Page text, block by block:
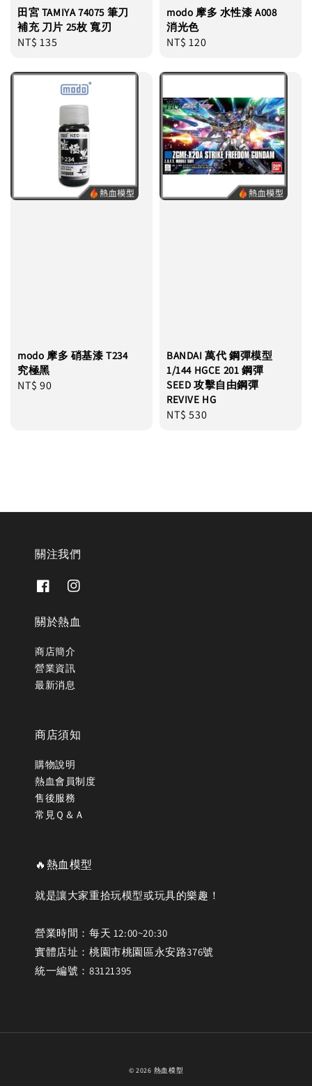
田宮 TAMIYA 74075 筆刀
補充 刀片 25枚 寬刃
Regular
NT$ 135
modo 摩多 水性漆 A008
消光色
Regular
NT$ 120
modo 摩多 硝基漆 T234
究極黑
Regular
NT$ 90
BANDAI 萬代 鋼彈模型
1/144 HGCE 201 鋼彈
SEED 攻擊自由鋼彈
REVIVE HG
Regular
NT$ 530
關注我們
關於熱血
商店簡介
營業資訊
最新消息
商店須知
購物說明
熱血會員制度
售後服務
常見Ｑ＆Ａ
🔥熱血模型
就是讓大家重拾玩模型或玩具的樂趣！
營業時間：每天 12:00~20:30
實體店址：桃園市桃園區永安路376號
統一編號：83121395
© 2026 熱血模型